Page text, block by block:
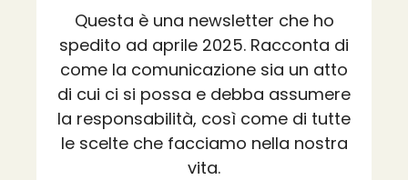
Questa è una newsletter che ho
spedito ad aprile 2025. Racconta di
come la comunicazione sia un atto
di cui ci si possa e debba assumere
la responsabilità, così come di tutte
le scelte che facciamo nella nostra
vita.